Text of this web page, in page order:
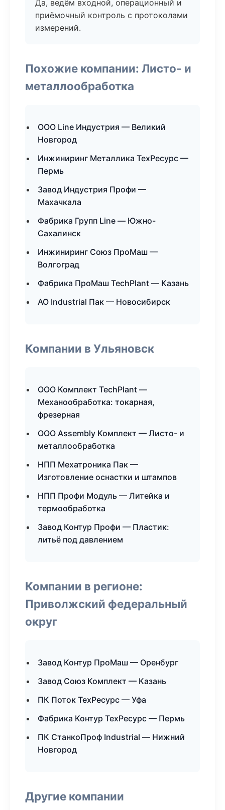
Да, ведём входной, операционный и
приёмочный контроль с протоколами
измерений.
Похожие компании: Листо- и
металлообработка
ООО Line Индустрия — Великий
Новгород
Инжиниринг Металлика ТехРесурс —
Пермь
Завод Индустрия Профи —
Махачкала
Фабрика Групп Line — Южно-
Сахалинск
Инжиниринг Союз ПроМаш —
Волгоград
Фабрика ПроМаш TechPlant — Казань
АО Industrial Пак — Новосибирск
Компании в Ульяновск
ООО Комплект TechPlant —
Механообработка: токарная,
фрезерная
ООО Assembly Комплект — Листо- и
металлообработка
НПП Мехатроника Пак —
Изготовление оснастки и штампов
НПП Профи Модуль — Литейка и
термообработка
Завод Контур Профи — Пластик:
литьё под давлением
Компании в регионе:
Приволжский федеральный
округ
Завод Контур ПроМаш — Оренбург
Завод Союз Комплект — Казань
ПК Поток ТехРесурс — Уфа
Фабрика Контур ТехРесурс — Пермь
ПК СтанкоПроф Industrial — Нижний
Новгород
Другие компании